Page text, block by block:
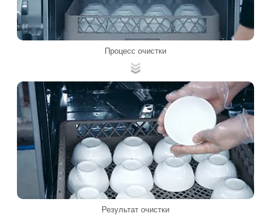
Процесс очистки
Результат очистки